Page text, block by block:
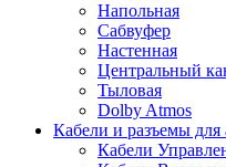
Напольная
Сабвуфер
Настенная
Центральный
Тыловая
Dolby Atmos
Кабели и разъемы для
Кабели